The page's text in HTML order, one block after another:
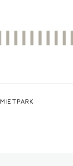
MIETPARK